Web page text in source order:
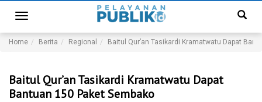
Toggle
navigation
Home Berita Regional Baitul Qur’an Tasikardi Kramatwatu Dapat
Baitul Qur’an Tasikardi Kramatwatu Dapat
Bantuan 150 Paket Sembako